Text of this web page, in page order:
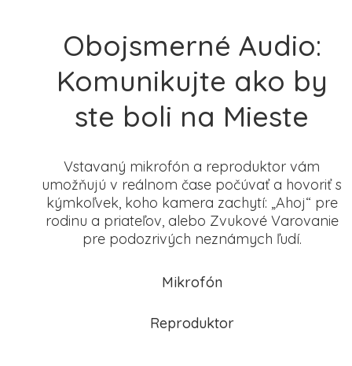
Obojsmerné Audio:
Komunikujte ako by
ste boli na Mieste
Vstavaný mikrofón a reproduktor vám
umožňujú v reálnom čase počúvať a hovoriť s
kýmkoľvek, koho kamera zachytí: „Ahoj“ pre
rodinu a priateľov, alebo Zvukové Varovanie
pre podozrivých neznámych ľudí.
Mikrofón
Reproduktor